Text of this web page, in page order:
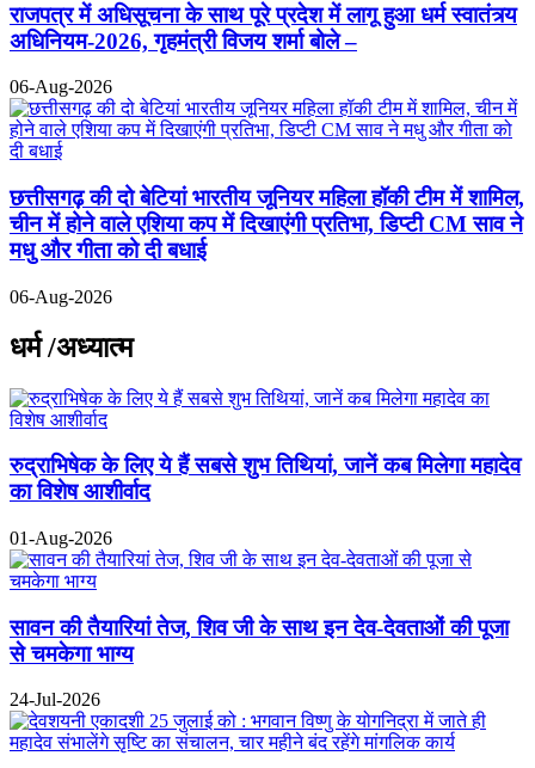
राजपत्र में अधिसूचना के साथ पूरे प्रदेश में लागू हुआ धर्म स्वातंत्र्य
अधिनियम-2026, गृहमंत्री विजय शर्मा बोले –
06-Aug-2026
छत्तीसगढ़ की दो बेटियां भारतीय जूनियर महिला हॉकी टीम में शामिल,
चीन में होने वाले एशिया कप में दिखाएंगी प्रतिभा, डिप्टी CM साव ने
मधु और गीता को दी बधाई
06-Aug-2026
धर्म /अध्यात्म
रुद्राभिषेक के लिए ये हैं सबसे शुभ तिथियां, जानें कब मिलेगा महादेव
का विशेष आशीर्वाद
01-Aug-2026
सावन की तैयारियां तेज, शिव जी के साथ इन देव-देवताओं की पूजा
से चमकेगा भाग्य
24-Jul-2026